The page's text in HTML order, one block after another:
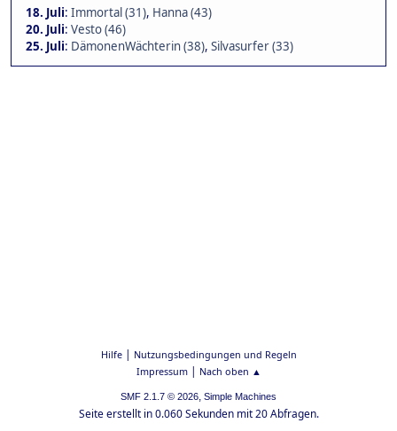
18. Juli: Immortal (31), Hanna (43)
20. Juli: Vesto (46)
25. Juli: DämonenWächterin (38), Silvasurfer (33)
Hilfe| Nutzungsbedingungen und Regeln
Impressum| Nach oben ▲
SMF 2.1.7 © 2026, Simple Machines
Seite erstellt in 0.060 Sekunden mit 20 Abfragen.